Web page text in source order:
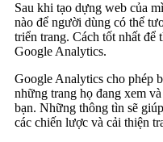
Sau khi tạo dựng web của
nào để người dùng có thể
triển trang. Cách tốt nhất để
Google Analytics.
Google Analytics cho phép
những trang họ đang xem
bạn. Những thông tìn sẽ
các chiến lược và cải thiện